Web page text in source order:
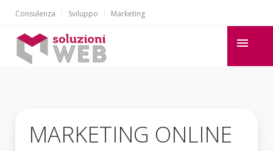
Consulenza Sviluppo Marketing
MARKETING ONLINE